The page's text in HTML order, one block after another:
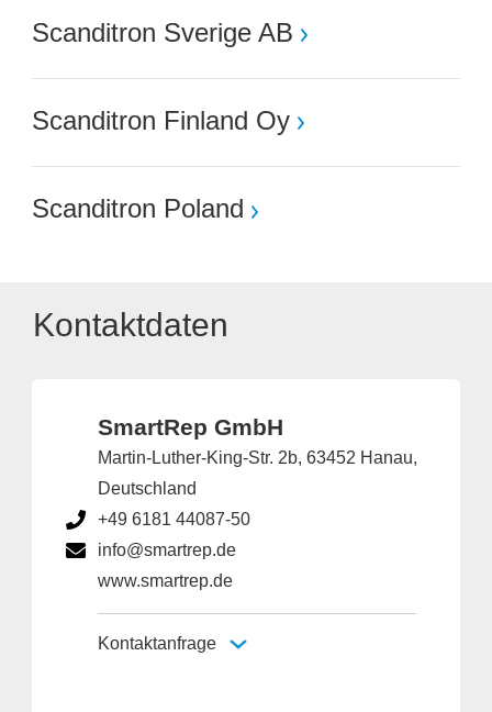
Scanditron Sverige AB
Scanditron Finland Oy
Scanditron Poland
Kontaktdaten
SmartRep GmbH
Martin-Luther-King-Str. 2b, 63452 Hanau,
Deutschland
+49 6181 44087-50
info@smartrep.de
www.smartrep.de
Kontaktanfrage